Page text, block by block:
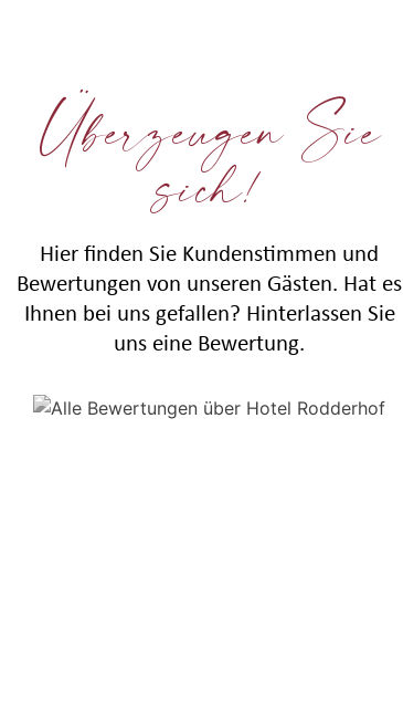
Überzeugen Sie
sich!
Hier finden Sie Kundenstimmen und
Bewertungen von unseren Gästen. Hat es
Ihnen bei uns gefallen? Hinterlassen Sie
uns eine Bewertung.